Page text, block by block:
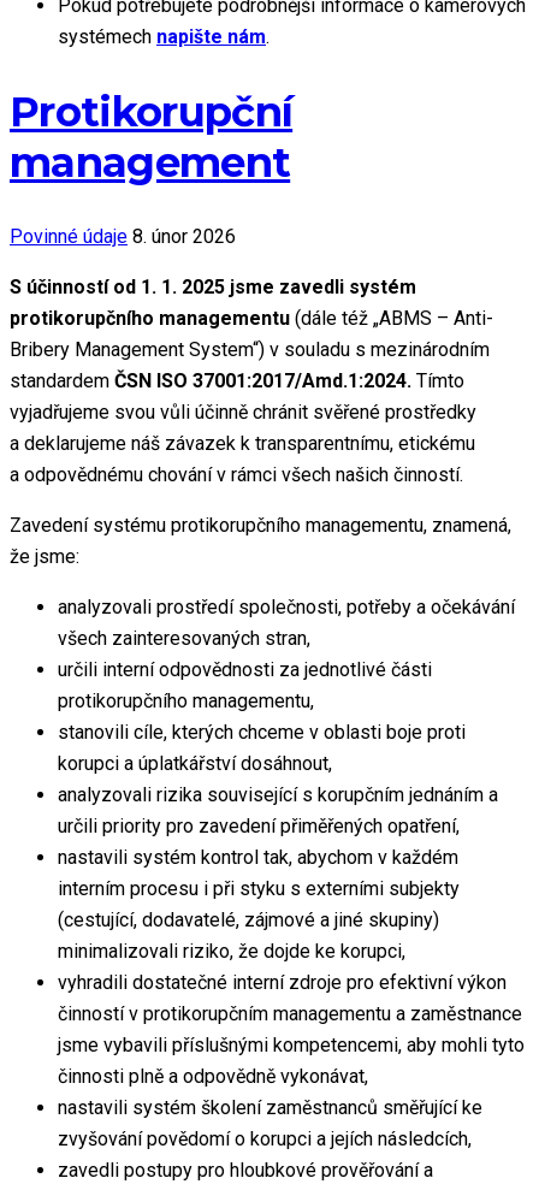
Pokud potřebujete podrobnější informace o kamerových
systémech napište nám.
Protikorupční
management
Povinné údaje 8. únor 2026
S účinností od 1. 1. 2025 jsme zavedli systém
protikorupčního managementu (dále též „ABMS – Anti-
Bribery Management System“) v souladu s mezinárodním
standardem ČSN ISO 37001:2017/Amd.1:2024. Tímto
vyjadřujeme svou vůli účinně chránit svěřené prostředky
a deklarujeme náš závazek k transparentnímu, etickému
a odpovědnému chování v rámci všech našich činností.
Zavedení systému protikorupčního managementu, znamená,
že jsme:
analyzovali prostředí společnosti, potřeby a očekávání
všech zainteresovaných stran,
určili interní odpovědnosti za jednotlivé části
protikorupčního managementu,
stanovili cíle, kterých chceme v oblasti boje proti
korupci a úplatkářství dosáhnout,
analyzovali rizika související s korupčním jednáním a
určili priority pro zavedení přiměřených opatření,
nastavili systém kontrol tak, abychom v každém
interním procesu i při styku s externími subjekty
(cestující, dodavatelé, zájmové a jiné skupiny)
minimalizovali riziko, že dojde ke korupci,
vyhradili dostatečné interní zdroje pro efektivní výkon
činností v protikorupčním managementu a zaměstnance
jsme vybavili příslušnými kompetencemi, aby mohli tyto
činnosti plně a odpovědně vykonávat,
nastavili systém školení zaměstnanců směřující ke
zvyšování povědomí o korupci a jejích následcích,
zavedli postupy pro hloubkové prověřování a